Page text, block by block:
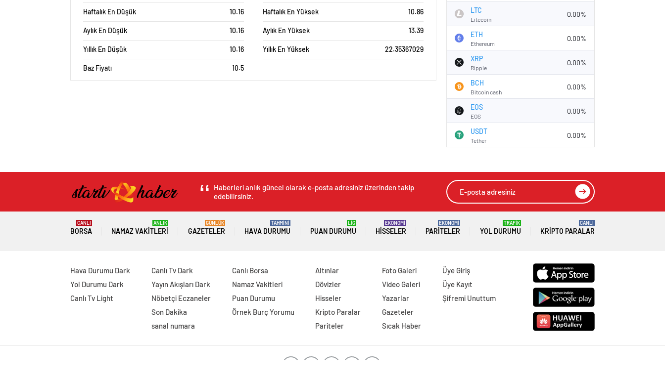
Haftalık En Düşük 10.16 Haftalık En Yüksek 10.86
Aylık En Düşük 10.16 Aylık En Yüksek 13.39
Yıllık En Düşük 10.16 Yıllık En Yüksek 22.35367029
Baz Fiyatı 10.5
LTC
Litecoin
0.00%
ETH
Ethereum
0.00%
XRP
Ripple
0.00%
BCH
Bitcoin cash
0.00%
EOS
EOS
0.00%
USDT
Tether
0.00%
Haberleri anlık güncel olarak e-posta adresiniz üzerinden takip
edebilirsiniz.
BORSA
CANLI
NAMAZ VAKITLERI
ANLIK
GAZETELER
GÜNLÜK
HAVA DURUMU
TAHMİNİ
PUAN DURUMU
LİG
HISSELER
EKONOMİ
PARITELER
EKONOMİ
YOL DURUMU
TRAFİK
KRIPTO PARALAR
CANLI
Hava Durumu Dark
Yol Durumu Dark
Canlı Tv Light
Canlı Tv Dark
Yayın Akışları Dark
Nöbetçi Eczaneler
Son Dakika
sanal numara
Canlı Borsa
Namaz Vakitleri
Puan Durumu
Örnek Burç Yorumu
Altınlar
Dövizler
Hisseler
Kripto Paralar
Pariteler
Foto Galeri
Video Galeri
Yazarlar
Gazeteler
Sıcak Haber
Üye Giriş
Üye Kayıt
Şifremi Unuttum